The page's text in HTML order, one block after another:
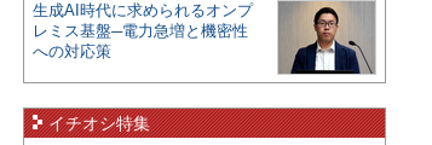
生成AI時代に求められるオンプ
レミス基盤─電力急増と機密性
への対応策
イチオシ特集